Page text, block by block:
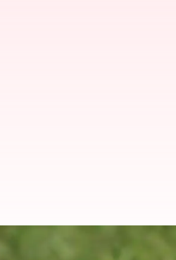
பதம்